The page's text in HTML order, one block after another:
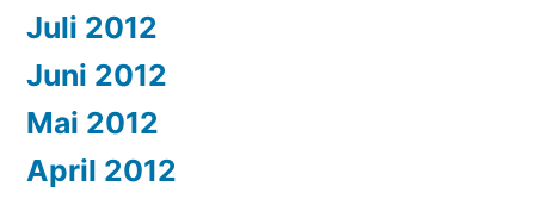
Juli 2012
Juni 2012
Mai 2012
April 2012